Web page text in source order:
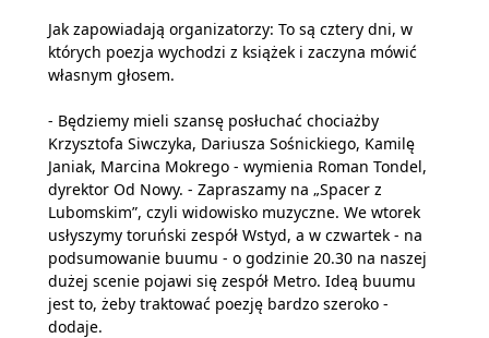
Jak zapowiadają organizatorzy: To są cztery dni, w
których poezja wychodzi z książek i zaczyna mówić
własnym głosem.
- Będziemy mieli szansę posłuchać chociażby
Krzysztofa Siwczyka, Dariusza Sośnickiego, Kamilę
Janiak, Marcina Mokrego - wymienia Roman Tondel,
dyrektor Od Nowy. - Zapraszamy na „Spacer z
Lubomskim”, czyli widowisko muzyczne. We wtorek
usłyszymy toruński zespół Wstyd, a w czwartek - na
podsumowanie buumu - o godzinie 20.30 na naszej
dużej scenie pojawi się zespół Metro. Ideą buumu
jest to, żeby traktować poezję bardzo szeroko -
dodaje.